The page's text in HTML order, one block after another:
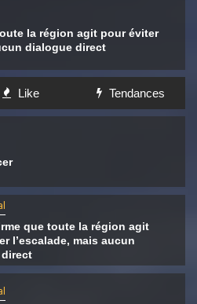
la région agit pour éviter
dialogue direct
Like Tendances
que toute la région agit
l’escalade, mais aucun